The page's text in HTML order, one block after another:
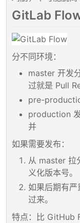
GitLab
分不同环境：
master 开发
过就是 Pull
pre-
production
并
如果需要发布：
从 master 拉
义化版本号。
如果后期有
过来。
特点：比 GitHub